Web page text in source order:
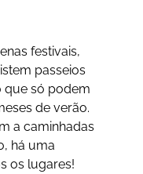
festivais,
passeios
que só podem
de verão.
a caminhadas
há uma
os lugares!